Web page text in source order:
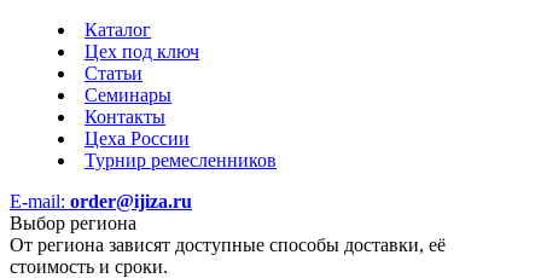
Каталог
Цех под ключ
Статьи
Семинары
Контакты
Цеха России
Турнир ремесленников
E-mail: order@ijiza.ru
Выбор региона
От региона зависят доступные способы доставки, её
стоимость и сроки.